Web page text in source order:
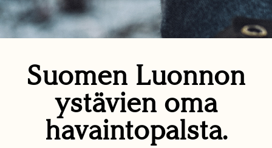
Suomen Luonnon
ystävien oma
havaintopalsta.